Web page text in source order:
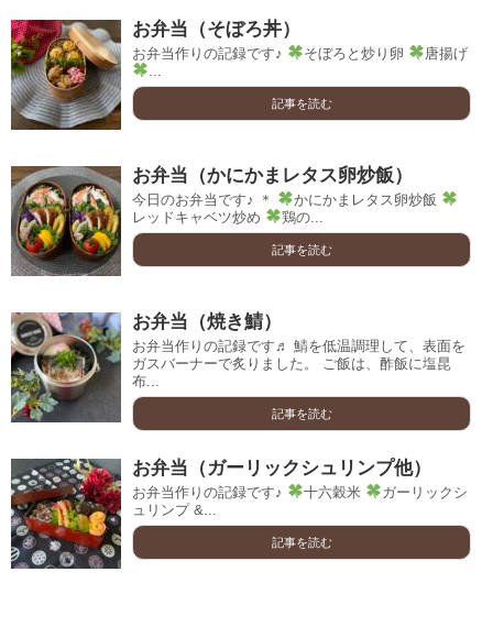
お弁当（そぼろ丼）
お弁当作りの記録です♪ そぼろと炒り卵
唐揚げ
...
記事を読む
お弁当（かにかまレタス卵炒飯）
今日のお弁当です♪ ＊
かにかまレタス卵炒飯
レッドキャベツ炒め
鶏の...
記事を読む
お弁当（焼き鯖）
お弁当作りの記録です♬ 鯖を低温調理して、表面を
ガスバーナーで炙りました。 ご飯は、酢飯に塩昆
布...
記事を読む
お弁当（ガーリックシュリンプ他）
お弁当作りの記録です♪ 十六穀米
ガーリックシ
ュリンプ &...
記事を読む